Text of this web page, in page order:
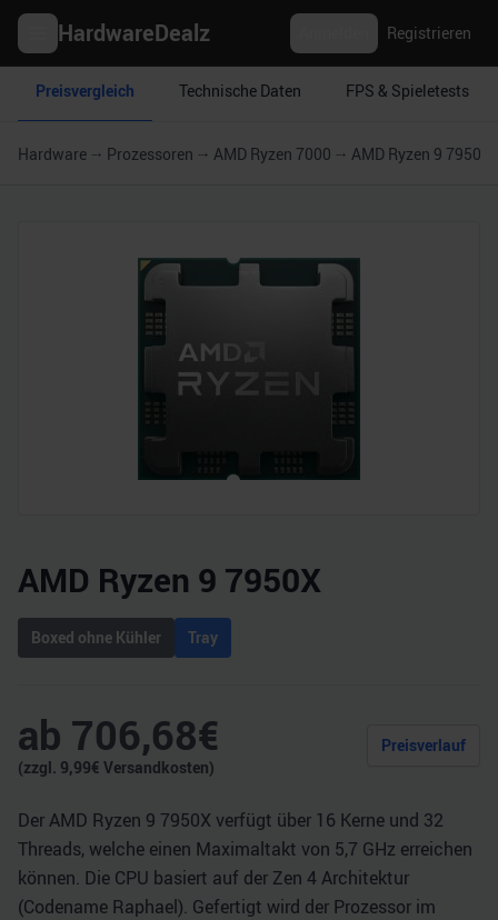
HardwareDealz Registrieren
Preisvergleich Technische Daten FPS & Spieletests
Hardware Prozessoren AMD Ryzen 7000 AMD Ryzen 9 7950X
AMD Ryzen 9 7950X
Boxed ohne Kühler Tray
ab 706,68€
(zzgl. 9,99€ Versandkosten)
Preisverlauf
Der AMD Ryzen 9 7950X verfügt über 16 Kerne und 32
Threads, welche einen Maximaltakt von 5,7 GHz erreichen
können. Die CPU basiert auf der Zen 4 Architektur
(Codename Raphael). Gefertigt wird der Prozessor im